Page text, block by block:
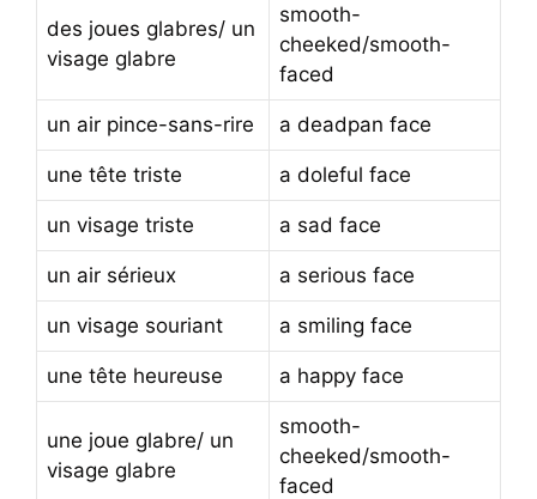
des joues glabres/ un
visage glabre
smooth-
cheeked/smooth-
faced
un air pince-sans-rire a deadpan face
une tête triste a doleful face
un visage triste a sad face
un air sérieux a serious face
un visage souriant a smiling face
une tête heureuse a happy face
une joue glabre/ un
visage glabre
smooth-
cheeked/smooth-
faced